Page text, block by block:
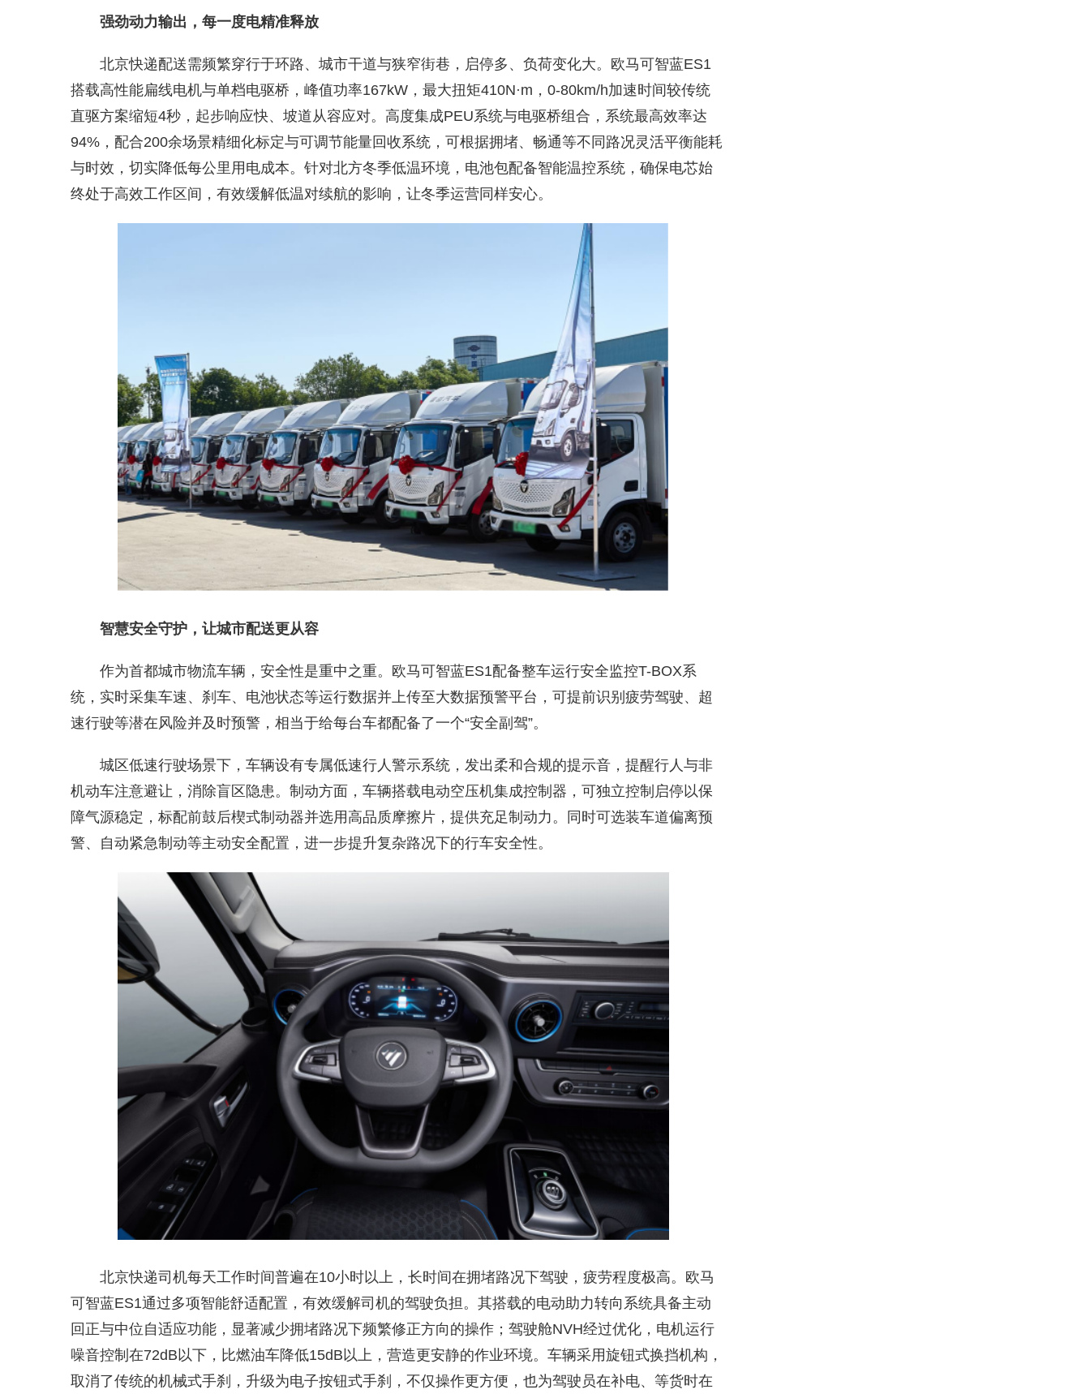
强劲动力输出，每一度电精准释放
北京快递配送需频繁穿行于环路、城市干道与狭窄街巷，启停多、负荷变化大。欧马可智蓝ES1
搭载高性能扁线电机与单档电驱桥，峰值功率167kW，最大扭矩410N·m，0-80km/h加速时间较传统
直驱方案缩短4秒，起步响应快、坡道从容应对。高度集成PEU系统与电驱桥组合，系统最高效率达
94%，配合200余场景精细化标定与可调节能量回收系统，可根据拥堵、畅通等不同路况灵活平衡能耗
与时效，切实降低每公里用电成本。针对北方冬季低温环境，电池包配备智能温控系统，确保电芯始
终处于高效工作区间，有效缓解低温对续航的影响，让冬季运营同样安心。
智慧安全守护，让城市配送更从容
作为首都城市物流车辆，安全性是重中之重。欧马可智蓝ES1配备整车运行安全监控T-BOX系
统，实时采集车速、刹车、电池状态等运行数据并上传至大数据预警平台，可提前识别疲劳驾驶、超
速行驶等潜在风险并及时预警，相当于给每台车都配备了一个“安全副驾”。
城区低速行驶场景下，车辆设有专属低速行人警示系统，发出柔和合规的提示音，提醒行人与非
机动车注意避让，消除盲区隐患。制动方面，车辆搭载电动空压机集成控制器，可独立控制启停以保
障气源稳定，标配前鼓后楔式制动器并选用高品质摩擦片，提供充足制动力。同时可选装车道偏离预
警、自动紧急制动等主动安全配置，进一步提升复杂路况下的行车安全性。
北京快递司机每天工作时间普遍在10小时以上，长时间在拥堵路况下驾驶，疲劳程度极高。欧马
可智蓝ES1通过多项智能舒适配置，有效缓解司机的驾驶负担。其搭载的电动助力转向系统具备主动
回正与中位自适应功能，显著减少拥堵路况下频繁修正方向的操作；驾驶舱NVH经过优化，电机运行
噪音控制在72dB以下，比燃油车降低15dB以上，营造更安静的作业环境。车辆采用旋钮式换挡机构，
取消了传统的机械式手刹，升级为电子按钮式手刹，不仅操作更方便，也为驾驶员在补电、等货时在